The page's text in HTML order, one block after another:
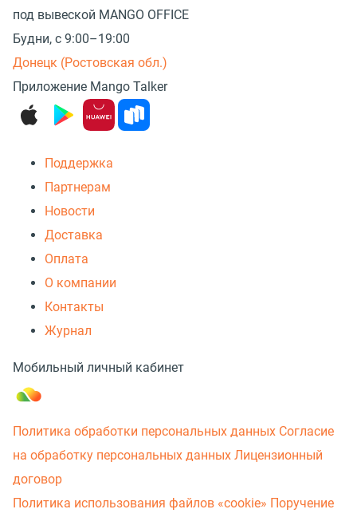
под вывеской MANGO OFFICE
Будни, с 9:00–19:00
Донецк (Ростовская обл.)
Приложение Mango Talker
Поддержка
Партнерам
Новости
Доставка
Оплата
О компании
Контакты
Журнал
Мобильный личный кабинет
Политика обработки персональных данных Согласие
на обработку персональных данных Лицензионный
договор
Политика использования файлов «cookie» Поручение